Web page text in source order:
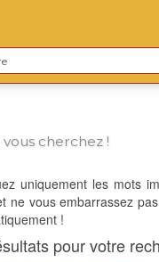
cherchez !
uniquement les mots
ne vous embarrassez
!
pour votre